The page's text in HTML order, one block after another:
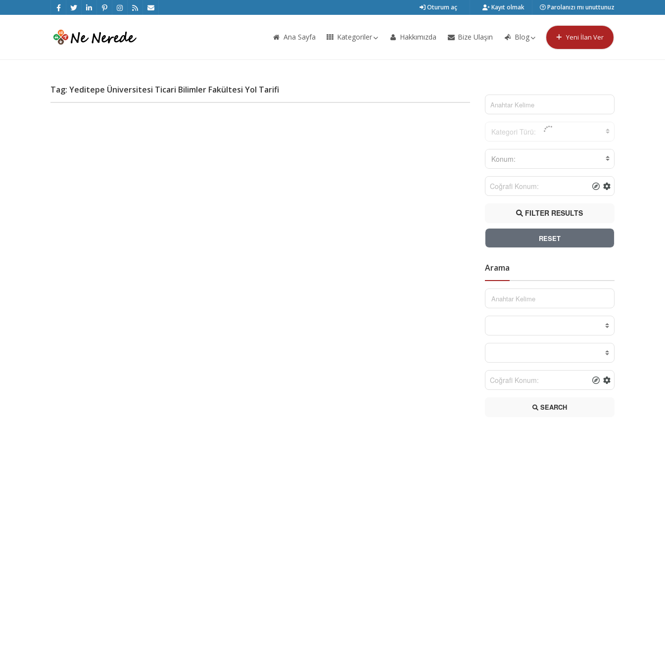
Oturum aç Kayıt olmak Parolanızı mı unuttunuz
Ana Sayfa Kategoriler Hakkımızda Bize Ulaşın Blog Yeni İlan Ver
Tag: Yeditepe Üniversitesi Ticari Bilimler Fakültesi Yol Tarifi
Kategori Türü:
Konum:
FILTER RESULTS
RESET
Arama
SEARCH